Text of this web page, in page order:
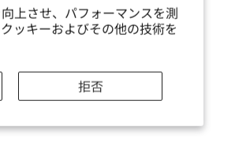
上させ、パフォーマンスを測
ッキーおよびその他の技術を
拒否
。